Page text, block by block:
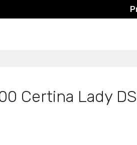
Certina Lady